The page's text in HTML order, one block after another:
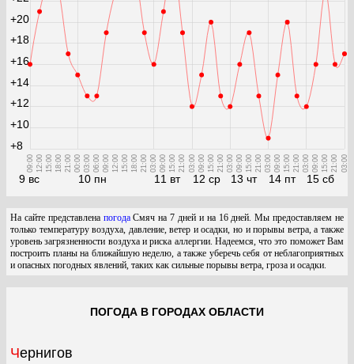
9 вс
09:00 12:00 15:00 18:00 21:00
10 пн
00:00 03:00 06:00 09:00 12:00 15:00 18:00 21:00
11 вт
03:00 09:00 15:00 21:00
12 ср
03:00 09:00 15:00 21:00
13 чт
03:00 09:00 15:00 21:00
14 пт
03:00 09:00 15:00 21:00
15 сб
03:00 09:00 15:00 21:00 03:00
+8
+10
+12
+14
+16
+18
+20
На сайте представлена погодаСмяч на 7 дней и на 16 дней. Мы предоставляем не
только температуру воздуха, давление, ветер и осадки, но и порывы ветра, а также
уровень загрязненности воздуха и риска аллергии. Надеемся, что это поможет Вам
построить планы на ближайшую неделю, а также уберечь себя от неблагоприятных
и опасных погодных явлений, таких как сильные порывы ветра, гроза и осадки.
ПОГОДА В ГОРОДАХ ОБЛАСТИ
Чернигов